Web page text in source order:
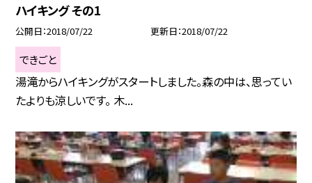
ハイキング その1
公開日 2018/07/22 更新日 2018/07/22
できごと
湯滝からハイキングがスタートしました。森の中は、思ってい
たよりも涼しいです。 木...